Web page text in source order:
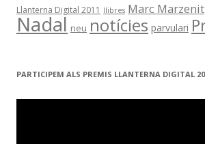
Llanterna Digital 2011 llibres Marc Marzenit
Nadal neu notícies parvulari
PARTICIPEM ALS PREMIS LLANTERNA DIGITAL